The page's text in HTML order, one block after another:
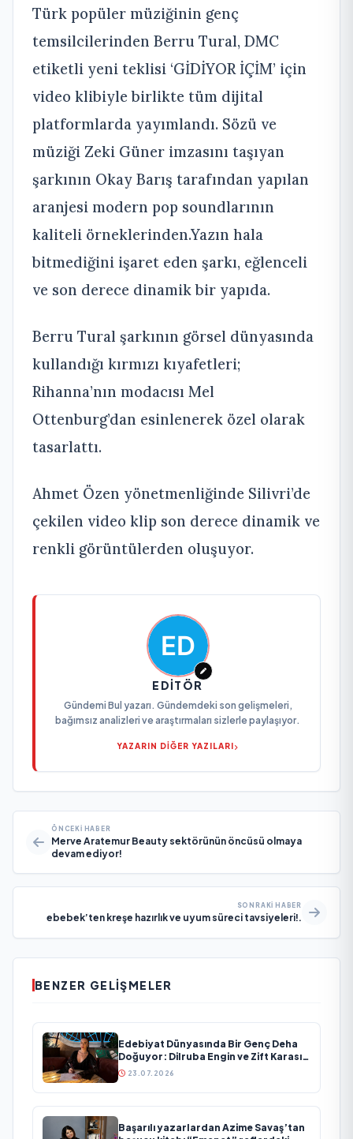
Türk popüler müziğinin genç
temsilcilerinden Berru Tural, DMC
etiketli yeni teklisi ‘GİDİYOR İÇİM’ için
video klibiyle birlikte tüm dijital
platformlarda yayımlandı. Sözü ve
müziği Zeki Güner imzasını taşıyan
şarkının Okay Barış tarafından yapılan
aranjesi modern pop soundlarının
kaliteli örneklerinden.Yazın hala
bitmediğini işaret eden şarkı, eğlenceli
ve son derece dinamik bir yapıda.
Berru Tural şarkının görsel dünyasında
kullandığı kırmızı kıyafetleri;
Rihanna’nın modacısı Mel
Ottenburg’dan esinlenerek özel olarak
tasarlattı.
Ahmet Özen yönetmenliğinde Silivri’de
çekilen video klip son derece dinamik ve
renkli görüntülerden oluşuyor.
EDITÖR
Gündemi Bul yazarı. Gündemdeki son gelişmeleri,
bağımsız analizleri ve araştırmaları sizlerle paylaşıyor.
YAZARIN DİĞER YAZILARI
ÖNCEKI HABER
Merve Aratemur Beauty sektörünün öncüsü olmaya
devam ediyor!
SONRAKI HABER
ebebek’ten kreşe hazırlık ve uyum süreci tavsiyeleri!.
BENZER GELIŞMELER
Edebiyat Dünyasında Bir Genç Deha
Doğuyor: Dilruba Engin ve Zift Karası
Evreni ‘AVENOİR’
23.07.2026
Başarılı yazarlardan Azime Savaş’tan